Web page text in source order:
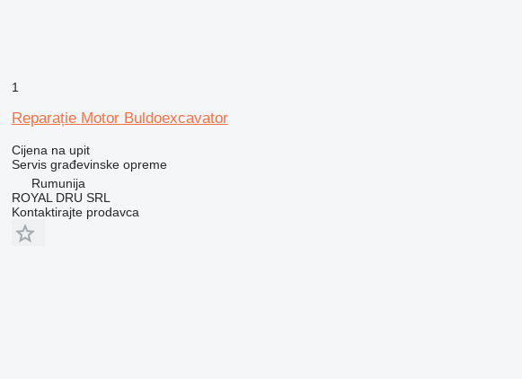
1
Reparație Motor Buldoexcavator
Cijena na upit
Servis građevinske opreme
Rumunija
ROYAL DRU SRL
Kontaktirajte prodavca